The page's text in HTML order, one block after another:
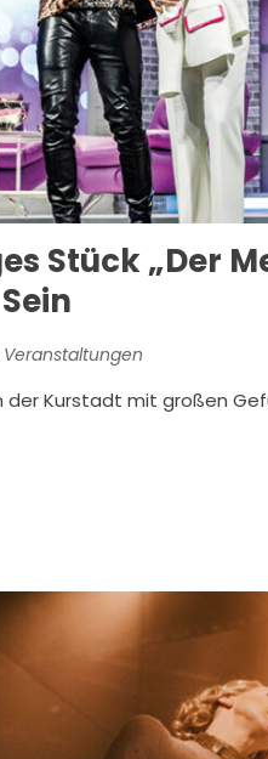
Stück „Der
der Kurstadt mit großen